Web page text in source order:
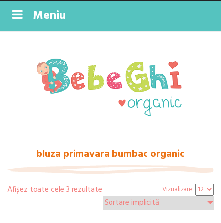
Meniu
bluza primavara bumbac organic
Afișez toate cele 3 rezultate Vizualizare: